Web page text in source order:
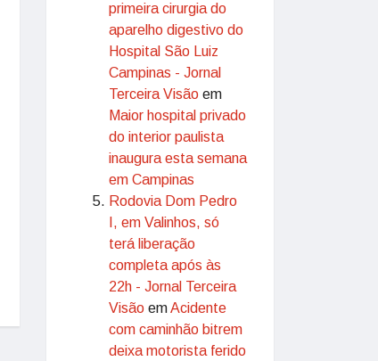
primeira cirurgia do
aparelho digestivo do
Hospital São Luiz
Campinas - Jornal
Terceira Visão em
Maior hospital privado
do interior paulista
inaugura esta semana
em Campinas
Rodovia Dom Pedro
I, em Valinhos, só
terá liberação
completa após às
22h - Jornal Terceira
Visão emAcidente
com caminhão bitrem
deixa motorista ferido